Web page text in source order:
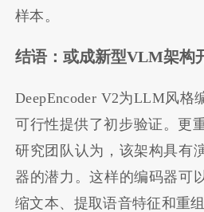
样本。
结语：或成新型VLM架构
DeepEncoder V2为LLM风格
可行性提供了初步验证。更
研究团队认为，该架构具有
器的潜力。这样的编码器可
缩文本、提取语音特征和重组